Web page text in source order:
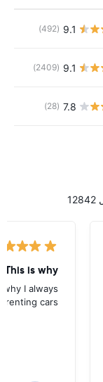
9.1
(492)
9.1
(2409)
7.8
(28)
This is why
I always
cars.